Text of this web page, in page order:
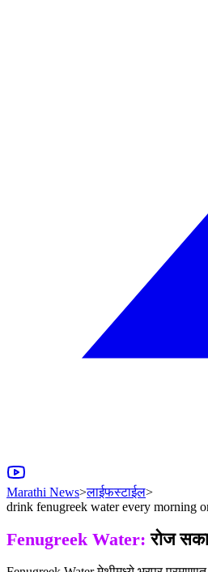
Marathi News>लाईफस्टाईल>
drink fenugreek water every morning
Fenugreek Water: रोज